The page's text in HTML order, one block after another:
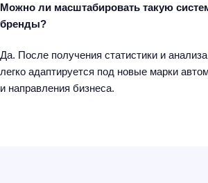
Можно ли масштабировать такую
бренды?
Да. После получения статистики и
легко адаптируется под новые марки
и направления бизнеса.